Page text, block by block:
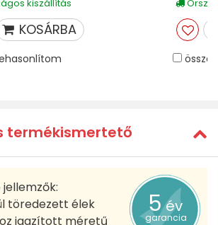
kiszállítás
KOSÁRBA
termékismertető
5év
garancia
töredezett élek
igazított méretű